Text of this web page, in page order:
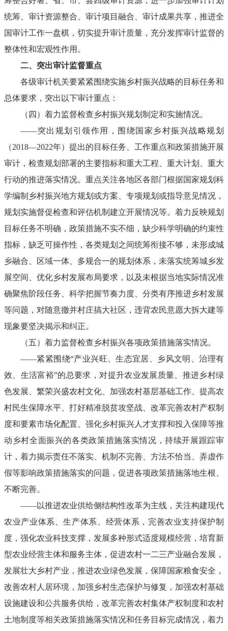
统筹、审计资源整合、审计项目融合、审计成果共享，推进全
国审计工作一盘棋，切实提升审计质量，充分发挥审计监督的
整体性和宏观性作用。
二、突出审计监督重点
各级审计机关要紧紧围绕实施乡村振兴战略的目标任务和
总体要求，突出以下审计重点：
（四）着力监督检查乡村振兴规划制定和实施情况。
——突出规划引领作用，围绕国家乡村振兴战略规划
（2018—2022年）提出的目标任务、工作重点和政策措施开展
审计，检查规划部署的主要指标和重大工程、重大计划、重大
行动的推进落实情况。重点关注各地区各部门根据国家规划科
学编制乡村振兴地方规划或方案、专项规划或指导意见情况，
规划实施督促检查和评估机制建立开展情况等。着力反映规划
目标任务不明确，政策措施不实不细，缺少科学明确的约束性
指标，缺乏可操作性，各类规划之间统筹衔接不够，未形成城
乡融合、区域一体、多规合一的规划体系，未落实统筹城乡发
展空间、优化乡村发展布局要求，以及未根据当地实际情况准
确聚焦阶段任务、科学把握节奏力度、分类有序推进乡村发展
等问题，对随意撤并村庄搞大社区，违背农民意愿大拆大建等
现象要坚决揭示和纠正。
（五）着力监督检查乡村振兴各项政策措施落实情况。
——紧紧围绕“产业兴旺、生态宜居、乡风文明、治理有
效、生活富裕”的总要求，对提升农业发展质量、推进乡村绿
色发展、繁荣兴盛农村文化、加强农村基层基础工作、提高农
村民生保障水平、打好精准脱贫攻坚战、改革完善农村产权制
度和要素市场化配置、强化乡村振兴人才支撑和投入保障等推
动乡村全面振兴的各类政策措施落实情况，持续开展跟踪审
计，着力揭示责任不落实、机制不完善、方法不恰当、弄虚作
假等影响政策措施落实的问题，促进各项政策措施落地生根、
不断完善。
——以推进农业供给侧结构性改革为主线，关注构建现代
农业产业体系、生产体系、经营体系，完善农业支持保护制
度，强化农业科技支撑，发展多种形式适度规模经营，培育新
型农业经营主体和服务主体，促进农村一二三产业融合发展，
发展壮大乡村产业，推进农业绿色发展，保障国家粮食安全，
改善农村人居环境，加强乡村生态保护与修复，加强农村基础
设施建设和公共服务供给，改革完善农村集体产权制度和农村
土地制度等相关政策措施落实情况和任务目标完成情况，着力